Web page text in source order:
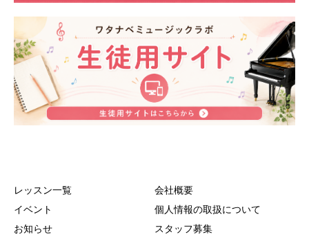
レッスン一覧
イベント
お知らせ
会社概要
個人情報の取扱について
スタッフ募集